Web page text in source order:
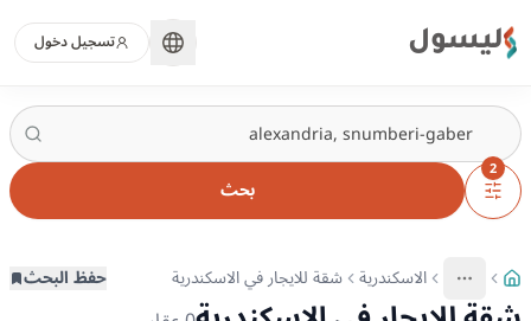
ليسول تسجيل دخول
2
بحث
More
عرض المزيد من المسارات
الاسكندرية شقة للايجار في الاسكندرية حفظ البحث